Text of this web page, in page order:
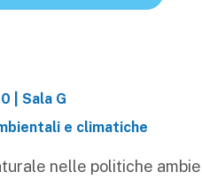
| Sala G
e climatiche
nelle politiche